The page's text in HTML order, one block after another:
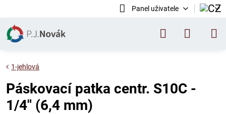
Panel uživatele
1-jehlová
Páskovací patka centr. S10C -
1/4" (6,4 mm)